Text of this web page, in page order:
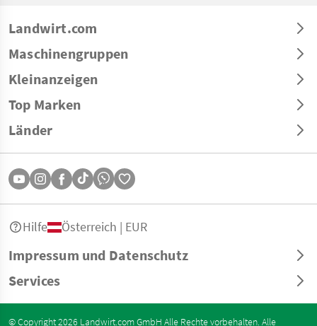
Landwirt.com
Maschinengruppen
Kleinanzeigen
Top Marken
Länder
Impressum und Datenschutz
Services
Hilfe Österreich | EUR
© Copyright 2026 Landwirt.com GmbH Alle Rechte vorbehalten. Alle